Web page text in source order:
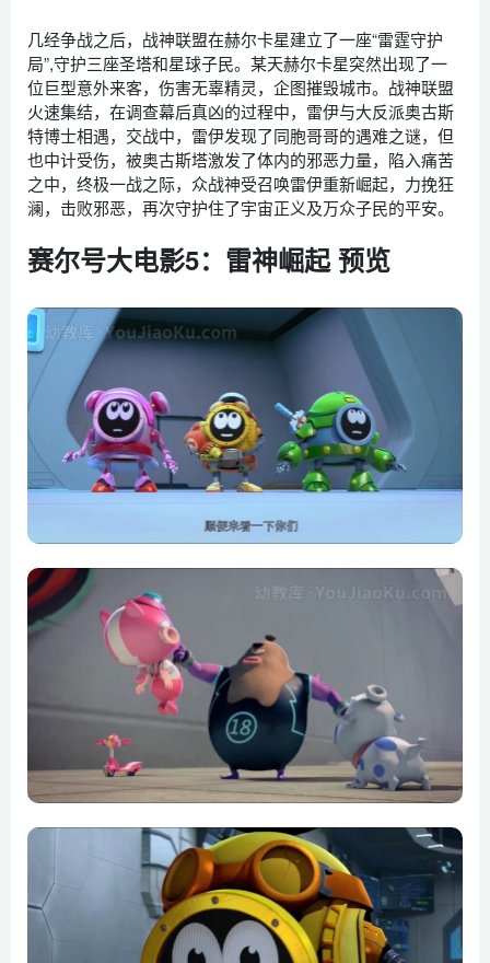
几经争战之后，战神联盟在赫尔卡星建立了一座“雷霆守护
局”,守护三座圣塔和星球子民。某天赫尔卡星突然出现了一
位巨型意外来客，伤害无辜精灵，企图摧毁城市。战神联盟
火速集结，在调查幕后真凶的过程中，雷伊与大反派奥古斯
特博士相遇，交战中，雷伊发现了同胞哥哥的遇难之谜，但
也中计受伤，被奥古斯塔激发了体内的邪恶力量，陷入痛苦
之中，终极一战之际，众战神受召唤雷伊重新崛起，力挽狂
澜，击败邪恶，再次守护住了宇宙正义及万众子民的平安。
赛尔号大电影5：雷神崛起 预览